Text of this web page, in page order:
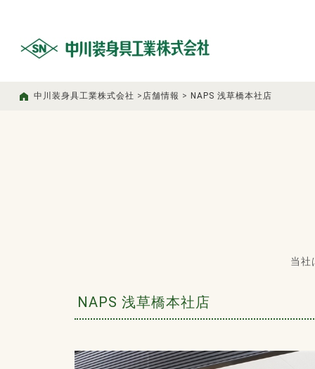
中川装身具工業株式会社 > 店舗情報 > NAPS 浅草橋本社店
当社
NAPS 浅草橋本社店